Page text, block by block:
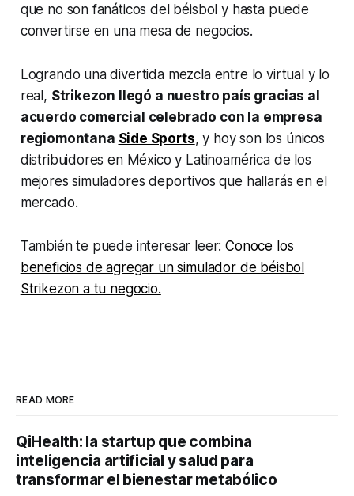
que no son fanáticos del béisbol y hasta puede
convertirse en una mesa de negocios.
Logrando una divertida mezcla entre lo virtual y lo
real, Strikezon llegó a nuestro país gracias al
acuerdo comercial celebrado con la empresa
regiomontana Side Sports, y hoy son los únicos
distribuidores en México y Latinoamérica de los
mejores simuladores deportivos que hallarás en el
mercado.
También te puede interesar leer:Conoce los
beneficios de agregar un simulador de béisbol
Strikezon a tu negocio.
READ MORE
QiHealth: la startup que combina
inteligencia artificial y salud para
transformar el bienestar metabólico